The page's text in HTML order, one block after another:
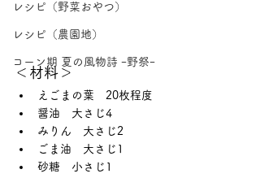
レシピ（野菜おやつ）
レシピ（農園地）
コーン期 夏の風物詩 ｰ野祭ｰ
＜材料＞
えごまの葉　20枚程度
醤油　大さじ4
みりん　大さじ2
ごま油　大さじ1
砂糖　小さじ1